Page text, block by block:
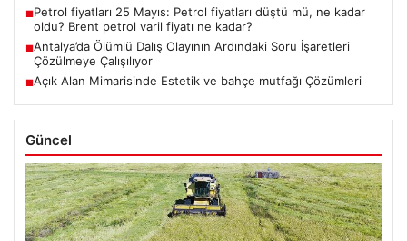
■Petrol fiyatları 25 Mayıs: Petrol fiyatları düştü mü, ne kadar
oldu? Brent petrol varil fiyatı ne kadar?
■Antalya’da Ölümlü Dalış Olayının Ardındaki Soru İşaretleri
Çözülmeye Çalışılıyor
■Açık Alan Mimarisinde Estetik ve bahçe mutfağı Çözümleri
Güncel